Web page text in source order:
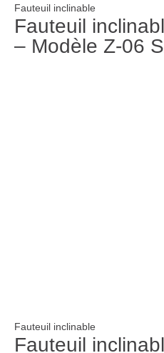
Fauteuil inclinable
Fauteuil
– Modèle Z-06
Fauteuil inclinable
Fauteuil